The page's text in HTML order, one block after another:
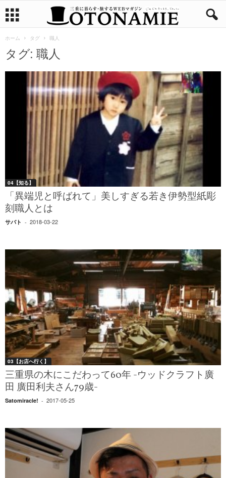
ホーム タグ 職人
タグ: 職人
04【知る】
「異端児と呼ばれて」美しすぎる若き伊勢型紙彫
刻職人とは
サバト - 2018-03-22
03【お店へ行く】
三重県の木にこだわって60年 -ウッドクラフト廣
田 廣田利夫さん79歳-
Satomiracle! - 2017-05-25